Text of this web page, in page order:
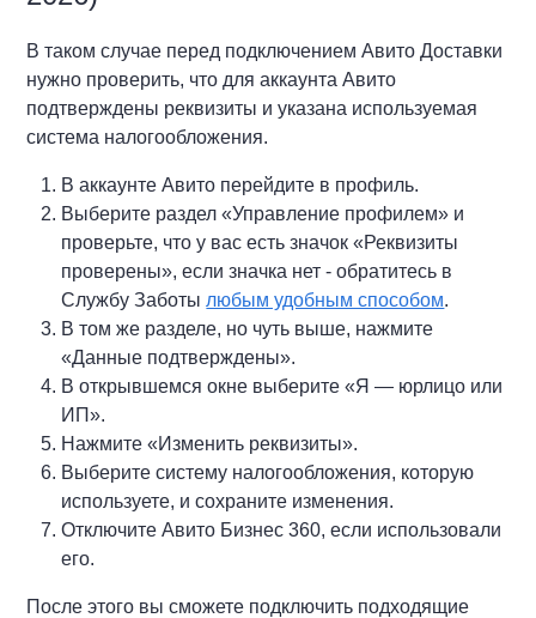
В таком случае перед подключением Авито Доставки
нужно проверить, что для аккаунта Авито
подтверждены реквизиты и указана используемая
система налогообложения.
В аккаунте Авито перейдите в профиль.
Выберите раздел «Управление профилем» и
проверьте, что у вас есть значок «Реквизиты
проверены», если значка нет - обратитесь в
Службу Заботы любым удобным способом.
В том же разделе, но чуть выше, нажмите
«Данные подтверждены».
В открывшемся окне выберите «Я — юрлицо или
ИП».
Нажмите «Изменить реквизиты».
Выберите систему налогообложения, которую
используете, и сохраните изменения.
Отключите Авито Бизнес 360, если использовали
его.
После этого вы сможете подключить подходящие